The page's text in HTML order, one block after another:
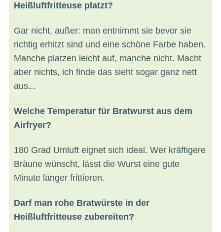
Heißluftfritteuse platzt?
Gar nicht, außer: man entnimmt sie bevor sie
richtig erhitzt sind und eine schöne Farbe haben.
Manche platzen leicht auf, manche nicht. Macht
aber nichts, ich finde das sieht sogar ganz nett
aus...
Welche Temperatur für Bratwurst aus dem
Airfryer?
180 Grad Umluft eignet sich ideal. Wer kräftigere
Bräune wünscht, lässt die Wurst eine gute
Minute länger frittieren.
Darf man rohe Bratwürste in der
Heißluftfritteuse zubereiten?